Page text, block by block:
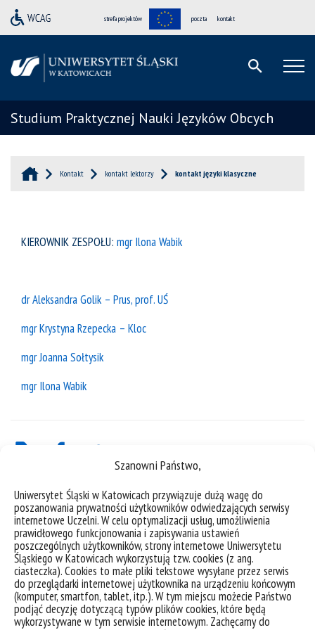
Szanowni Państwo,
Uniwersytet Śląski w Katowicach przywiązuje dużą wagę do
poszanowania prywatności użytkowników odwiedzających serwisy
internetowe Uczelni. W celu optymalizacji usług, umożliwienia
prawidłowego funkcjonowania i zapisywania ustawień
poszczególnych użytkowników, strony internetowe Uniwersytetu
Śląskiego w Katowicach wykorzystują tzw. cookies (z ang.
ciasteczka). Cookies to małe pliki tekstowe wysyłane przez serwis
do przeglądarki internetowej użytkownika na urządzeniu końcowym
(komputer, smartfon, tablet, itp.). W tym miejscu możecie Państwo
podjąć decyzję dotyczącą typów plików cookies, które będą
wykorzystywane w tym serwisie internetowym. Zachęcamy do
strefa projektów poczta kontakt
Studium Praktycznej Nauki Języków Obcych
Kontakt kontakt lektorzy kontakt języki klasyczne
KIEROWNIK ZESPOŁU: mgr Ilona Wabik
dr Aleksandra Golik – Prus, prof. UŚ
mgr Krystyna Rzepecka – Kloc
mgr Joanna Sołtysik
mgr Ilona Wabik
deklaracja dostępności
mapa strony